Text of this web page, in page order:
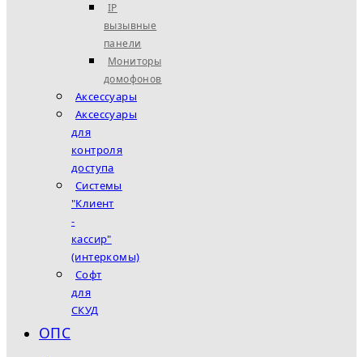
IP
вызывные
панели
Мониторы
домофонов
Аксессуары
Аксессуары
для
контроля
доступа
Системы
"Клиент
-
кассир"
(интеркомы)
Софт
для
СКУД
ОПС